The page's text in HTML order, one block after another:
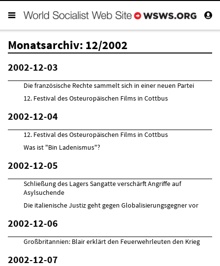
Monatsarchiv: 12/2002
2002-12-03
Die französische Rechte sammelt sich in einer neuen Partei
12. Festival des Osteuropäischen Films in Cottbus
2002-12-04
12. Festival des Osteuropäischen Films in Cottbus
Was ist "Bin Ladenismus"?
2002-12-05
Schließung des Lagers Sangatte verschärft Angriffe auf
Asylsuchende
Die italienische Justiz geht gegen Globalisierungsgegner vor
2002-12-06
Großbritannien: Blair erklärt den Feuerwehrleuten den Krieg
2002-12-07